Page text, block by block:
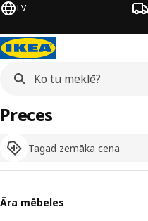
LV
Tagad zemāka cena
Preces
Āra mēbeles